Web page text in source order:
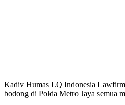
Kadiv Humas LQ Indonesia
bodong di Polda Metro Jaya semua